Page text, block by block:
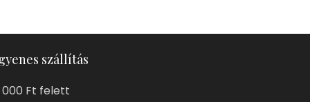
szállítás
000 Ft felett